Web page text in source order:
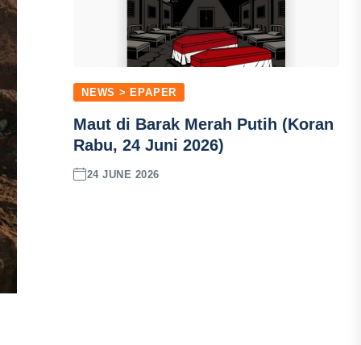
NEWS > EPAPER
Maut di Barak Merah Putih (Koran
Rabu, 24 Juni 2026)
24 JUNE 2026